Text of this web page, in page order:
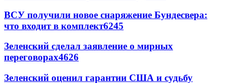
ВСУ получили новое снаряжение Бундесвера:
что входит в комплект6245
Зеленский сделал заявление о мирных
переговорах4626
Зеленский оценил гарантии США и судьбу